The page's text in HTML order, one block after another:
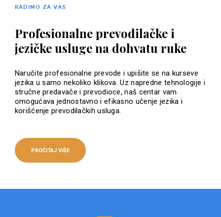
RADIMO ZA VAS
Profesionalne prevodilačke i
jezičke usluge na dohvatu ruke
Naručite profesionalne prevode i upišite se na kurseve
jezika u samo nekoliko klikova. Uz napredne tehnologije i
stručne predavače i prevodioce, naš centar vam
omogućava jednostavno i efikasno učenje jezika i
korišćenje prevodilačkih usluga.
PROČITAJ VIŠE